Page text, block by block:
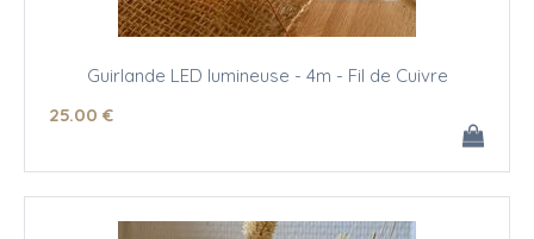
Guirlande LED lumineuse - 4m - Fil de Cuivre
25.00 €